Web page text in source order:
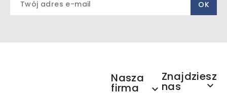
Nasza
firma 
Znajdziesz
nas 